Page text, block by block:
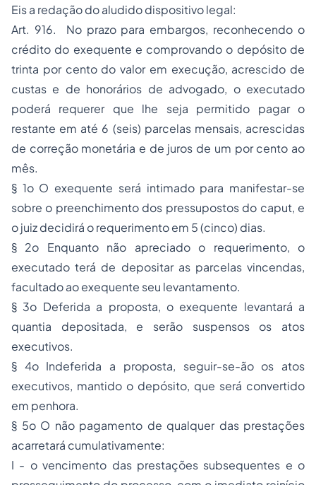
Eis a redação do aludido dispositivo legal:
Art. 916. No prazo para embargos, reconhecendo o
crédito do exequente e comprovando o depósito de
trinta por cento do valor em execução, acrescido de
custas e de honorários de advogado, o executado
poderá requerer que lhe seja permitido pagar o
restante em até 6 (seis) parcelas mensais, acrescidas
de correção monetária e de juros de um por cento ao
mês.
§ 1o O exequente será intimado para manifestar-se
sobre o preenchimento dos pressupostos do caput, e
o juiz decidirá o requerimento em 5 (cinco) dias.
§ 2o Enquanto não apreciado o requerimento, o
executado terá de depositar as parcelas vincendas,
facultado ao exequente seu levantamento.
§ 3o Deferida a proposta, o exequente levantará a
quantia depositada, e serão suspensos os atos
executivos.
§ 4o Indeferida a proposta, seguir-se-ão os atos
executivos, mantido o depósito, que será convertido
em penhora.
§ 5o O não pagamento de qualquer das prestações
acarretará cumulativamente:
I - o vencimento das prestações subsequentes e o